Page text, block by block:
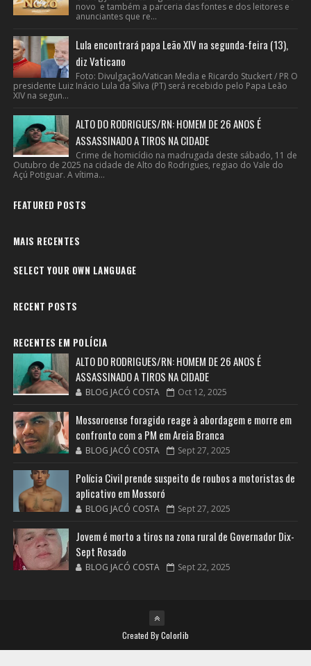
novo e também a parceria das fontes e dos leitores e
anunciantes que re...
Lula encontrará papa Leão XIV na segunda-feira (13),
diz Vaticano
Foto: Divulgação/Vatican Media e Ricardo Stuckert / PR O
presidente Luiz Inácio Lula da Silva (PT) será recebido pelo Papa Leão
XIV na segun...
ALTO DO RODRIGUES/RN: HOMEM DE 26 ANOS É
ASSASSINADO A TIROS NA CIDADE
Crime de homicídio na madrugada deste sábado, 11 de
Outubro de 2025 na cidade de Alto do Rodrigues, regiao do Vale do
Açú Potiguar. A vítima...
FEATURED POSTS
MAIS RECENTES
SELECT YOUR OWN LANGUAGE
RECENT POSTS
RECENTES EM POLÍCIA
ALTO DO RODRIGUES/RN: HOMEM DE 26 ANOS É
ASSASSINADO A TIROS NA CIDADE
BLOG JACÓ COSTA Oct 12, 2025
Mossoroense foragido reage à abordagem e morre em
confronto com a PM em Areia Branca
BLOG JACÓ COSTA Sept 27, 2025
Polícia Civil prende suspeito de roubos a motoristas de
aplicativo em Mossoró
BLOG JACÓ COSTA Sept 27, 2025
Jovem é morto a tiros na zona rural de Governador Dix-
Sept Rosado
BLOG JACÓ COSTA Sept 22, 2025
Created ByColorlib